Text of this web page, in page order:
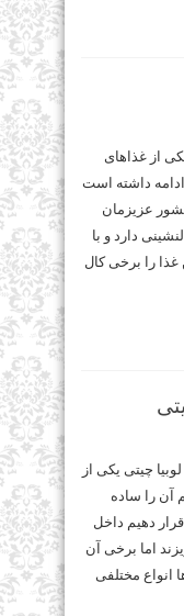
از غذاهای
داشته است
عزیزمان
دارد و با
غذا را برخی کال
چیتی یکی از
آن را ساده
دهیم داخل
اما برخی آن
انواع مختلفی